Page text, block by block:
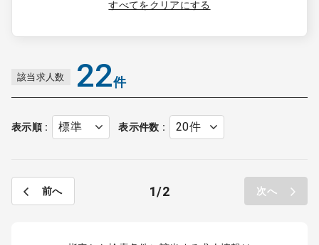
受付時間 9:00 ～ 18:00（平日）
0120-337-613
クリニック開業
お問合せ
すべてをクリアにする
該当求人数 22件
表示順 表示件数
前へ 1 2 次へ